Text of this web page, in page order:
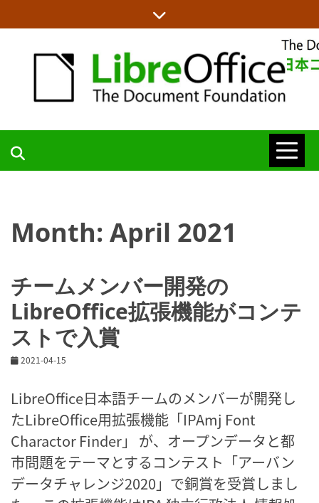
to
content
LIBREOFFICE
BLOG
Month: April 2021
チームメンバー開発の
LibreOffice拡張機能がコンテ
ストで入賞
2021-04-15
LibreOffice日本語チームのメンバーが開発し
たLibreOffice用拡張機能「IPAmj Font
Charactor Finder」 が、オープンデータと都
市問題をテーマとするコンテスト「アーバン
データチャレンジ2020」で銅賞を受賞しまし